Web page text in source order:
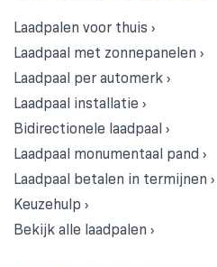
Laadpalen voor thuis ›
Laadpaal met zonnepanelen ›
Laadpaal per automerk ›
Laadpaal installatie ›
Bidirectionele laadpaal ›
Laadpaal monumentaal pand ›
Laadpaal betalen in termijnen ›
Keuzehulp ›
Bekijk alle laadpalen ›